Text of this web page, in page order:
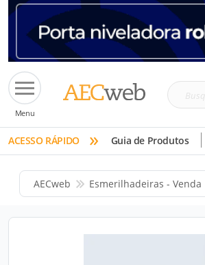
Menu
Busque
tinta,
etc
ACESSO RÁPIDO » Guia de Produtos
AECweb Esmerilhadeiras - Venda